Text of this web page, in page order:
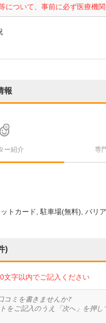
について、事前に必ず医療機関
報
ー紹介 専
トカード 駐車場(無料) バリ
)
字以内でご記入ください